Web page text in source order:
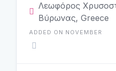
Λεωφόρος
Βύρωνας, Greece
ADDED ON NOVEMBER